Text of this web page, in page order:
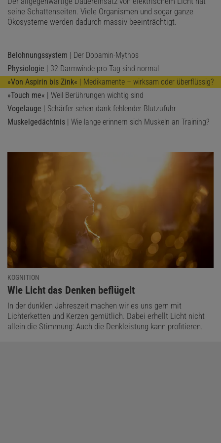
seine Schattenseiten. Viele Organismen und sogar ganze
Ökosysteme werden dadurch massiv beeinträchtigt.
Belohnungssystem | Der Dopamin-Mythos
Physiologie | 32 Darmwinde pro Tag sind normal
»Von Aspirin bis Zink« | Medikamente – wirksam oder überflüssig?
»Touch me« | Weil Berührungen wichtig sind
Vogelauge | Schärfer sehen dank fehlender Blutzufuhr
Muskelgedächtnis | Wie lange erinnern sich Muskeln an Training?
KOGNITION
:
Wie Licht das Denken beflügelt
In der dunklen Jahreszeit machen wir es uns gern mit
Lichterketten und Kerzen gemütlich. Dabei erhellt Licht nicht
allein die Stimmung: Auch die Denkleistung kann profitieren.